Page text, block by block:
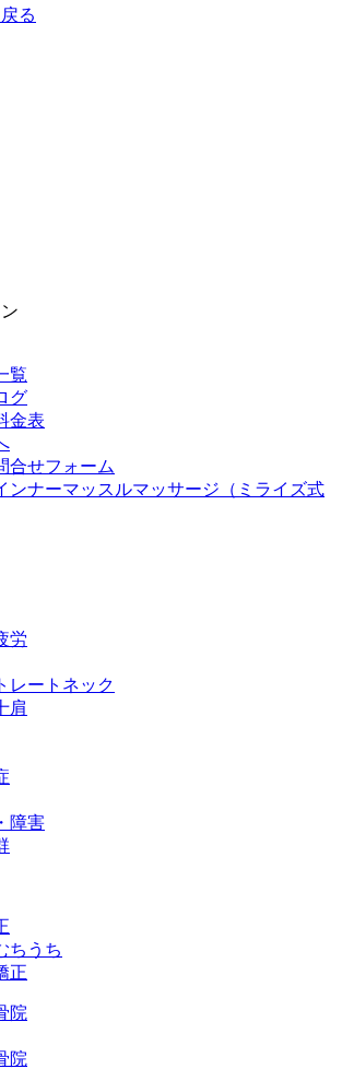
る
覧
グ
金表
合せフォーム
ンナーマッスルマッサージ（ミライズ式
労
レートネック
肩
障害
ちうち
正
院
院